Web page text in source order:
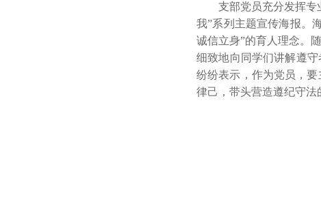
支部党员充分发挥专
我”系列主题宣传海报。
诚信立身”的育人理念。
细致地向同学们讲解遵
纷纷表示，作为党员，
律己，带头营造遵纪守法